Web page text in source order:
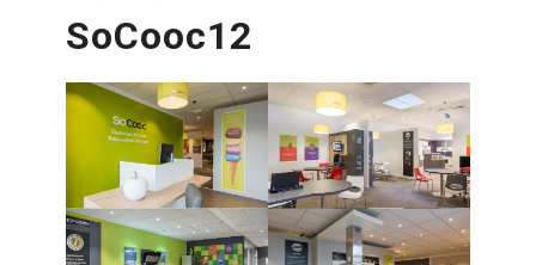
SoCooc12